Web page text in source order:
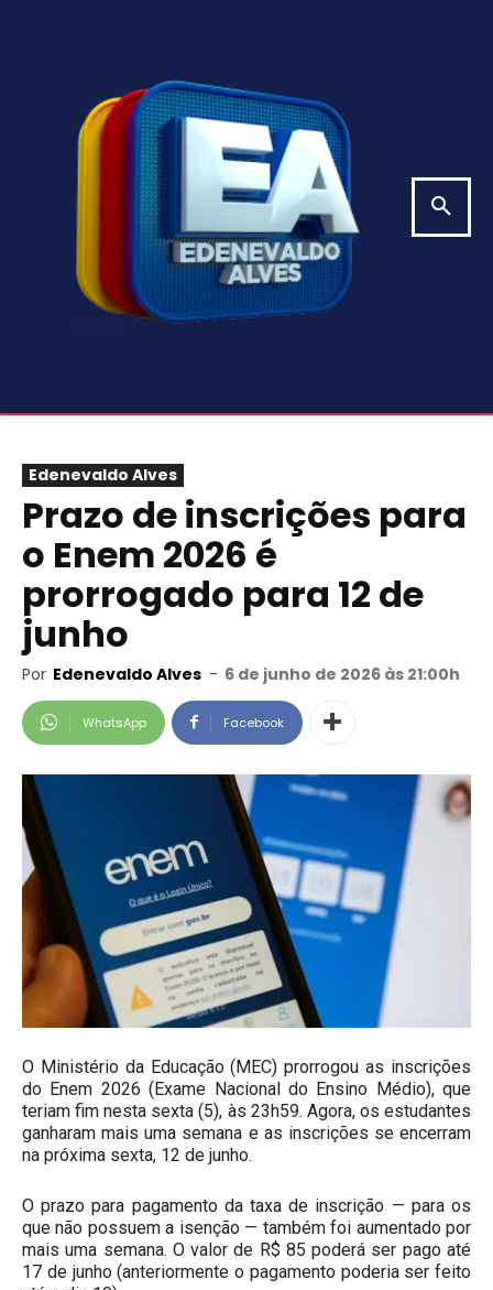
Edenevaldo Alves
Prazo de inscrições para
o Enem 2026 é
prorrogado para 12 de
junho
Por Edenevaldo Alves - 6 de junho de 2026 às 21:00h
WhatsApp Facebook
O Ministério da Educação (MEC) prorrogou as inscrições
do Enem 2026 (Exame Nacional do Ensino Médio), que
teriam fim nesta sexta (5), às 23h59. Agora, os estudantes
ganharam mais uma semana e as inscrições se encerram
na próxima sexta, 12 de junho.
O prazo para pagamento da taxa de inscrição — para os
que não possuem a isenção — também foi aumentado por
mais uma semana. O valor de R$ 85 poderá ser pago até
17 de junho (anteriormente o pagamento poderia ser feito